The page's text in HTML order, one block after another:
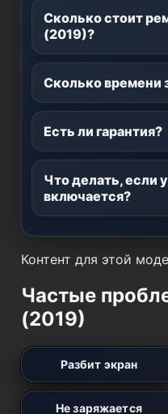
Сколько стоит
(2019)?
Сколько времени
Есть ли гарантия?
Что делать, если
включается?
Контент для этой
Частые
(2019)
Разбит экран
Не заряжается